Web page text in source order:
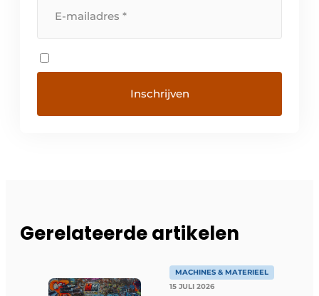
Gerelateerde artikelen
MACHINES & MATERIEEL
15 JULI 2026